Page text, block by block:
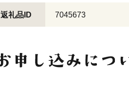
返礼品ID 7045673